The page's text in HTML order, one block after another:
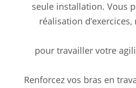
seule installation. Vous
réalisation
pour travailler votre
Renforcez vos bras en